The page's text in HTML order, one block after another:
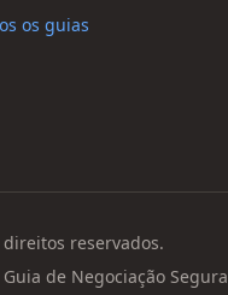
os guias
reservados.
Guia de Negociação Segura